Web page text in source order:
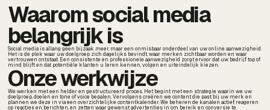
Waarom social media
belangrijk is
Social media is allang geen bijzaak meer, maar een onmisbaar onderdeel van uw online aanwezigheid.
Het is de plek waar uw doelgroep zich dagelijks bevindt, waar merken zichtbaar worden en waar
vertrouwen ontstaat. Een consistente en professionele aanwezigheid zorgt ervoor dat uw bedrijf top of
mind blijft en dat potentiële klanten u leren kennen, volgen en uiteindelijk kiezen.
Onze werkwijze
We werken met een helder en gestructureerd proces. Het begint met een strategie waarin we uw
doelgroep, doelen en tone of voice bepalen. Vervolgens creëren we content die past bij uw merk en
plannen we deze in via een overzichtelijke contentkalender. We beheren de kanalen actief, reageren
op reacties en berichten, en zetten waar gewenst advertenties in om bereik en conversie te